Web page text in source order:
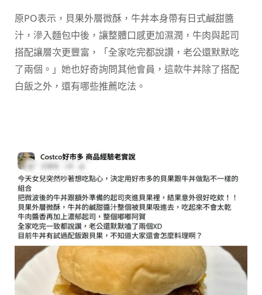
原PO表示，貝果外層微酥，牛丼本身帶有日式鹹甜醬
汁，滲入麵包中後，讓整體口感更加濕潤，牛肉與起司
搭配讓層次更豐富，「全家吃完都說讚，老公還默默吃
了兩個。」她也好奇詢問其他會員，這款牛丼除了搭配
白飯之外，還有哪些推薦吃法。